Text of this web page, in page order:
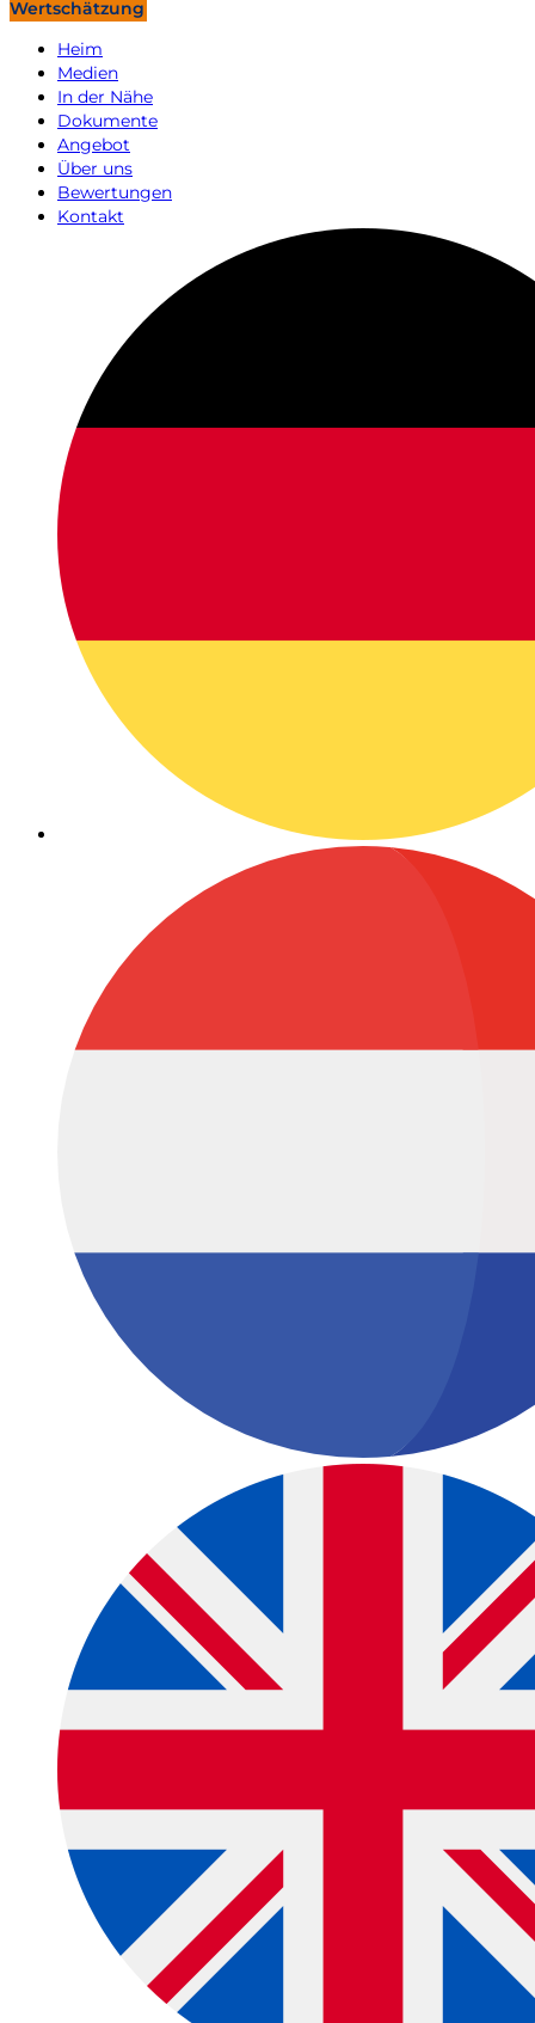
Wertschätzung
Heim
Medien
In der Nähe
Dokumente
Angebot
Über uns
Bewertungen
Kontakt